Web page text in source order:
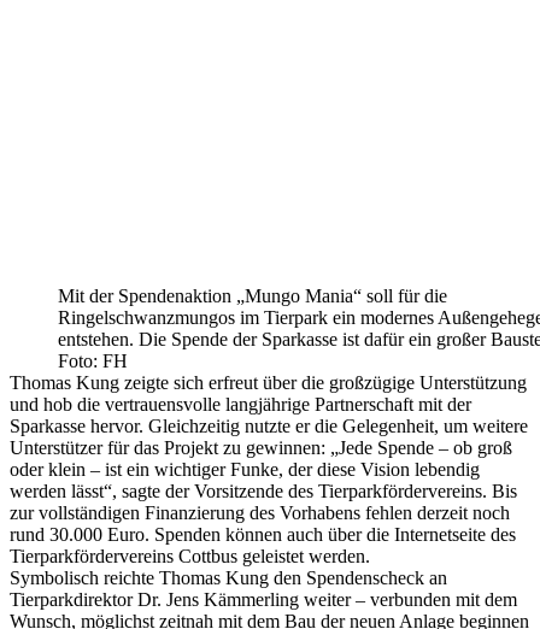
Mit der Spendenaktion „Mungo Mania“ soll für die
Ringelschwanzmungos im Tierpark ein modernes
entstehen. Die Spende der Sparkasse ist dafür ein großer
Foto: FH
Thomas Kung zeigte sich erfreut über die großzügige Unterstützung
und hob die vertrauensvolle langjährige Partnerschaft mit der
Sparkasse hervor. Gleichzeitig nutzte er die Gelegenheit, um weitere
Unterstützer für das Projekt zu gewinnen: „Jede Spende – ob groß
oder klein – ist ein wichtiger Funke, der diese Vision lebendig
werden lässt“, sagte der Vorsitzende des Tierparkfördervereins. Bis
zur vollständigen Finanzierung des Vorhabens fehlen derzeit noch
rund 30.000 Euro. Spenden können auch über die Internetseite des
Tierparkfördervereins Cottbus geleistet werden.
Symbolisch reichte Thomas Kung den Spendenscheck an
Tierparkdirektor Dr. Jens Kämmerling weiter – verbunden mit dem
Wunsch, möglichst zeitnah mit dem Bau der neuen Anlage beginnen